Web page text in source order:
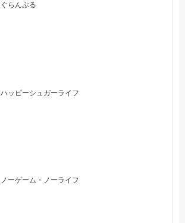
ぐらんぶる
ハッピーシュガーライフ
ノーゲーム・ノーライフ